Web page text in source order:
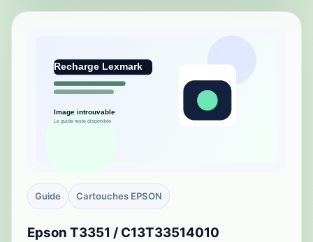
Guide Cartouches EPSON
Epson T3351 / C13T33514010